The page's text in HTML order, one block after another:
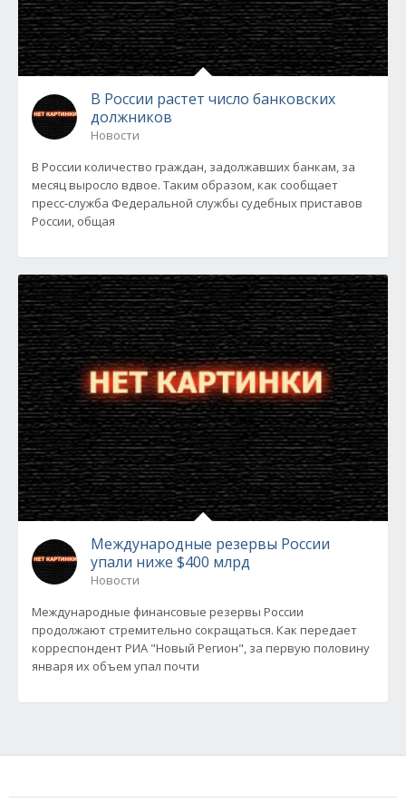
В России растет число банковских
должников
Новости
В России количество граждан, задолжавших банкам, за
месяц выросло вдвое. Таким образом, как сообщает
пресс-служба Федеральной службы судебных приставов
России, общая
Международные резервы России
упали ниже $400 млрд
Новости
Международные финансовые резервы России
продолжают стремительно сокращаться. Как передает
корреспондент РИА "Новый Регион", за первую половину
января их объем упал почти